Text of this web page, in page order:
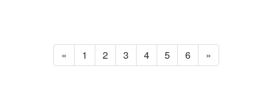
« 1 2 3 4 5 6 »